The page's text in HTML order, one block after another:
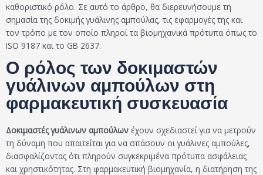
καθοριστικό ρόλο. Σε αυτό το άρθρο, θα διερευνήσουμε τη
σημασία της δοκιμής γυάλινης αμπούλας, τις εφαρμογές της και
τον τρόπο με τον οποίο πληροί τα βιομηχανικά πρότυπα όπως το
ISO 9187 και το GB 2637.
Ο ρόλος των δοκιμαστών
γυάλινων αμπούλων στη
φαρμακευτική συσκευασία
Δοκιμαστές γυάλινων αμπούλων έχουν σχεδιαστεί για να μετρούν
τη δύναμη που απαιτείται για να σπάσουν οι γυάλινες αμπούλες,
διασφαλίζοντας ότι πληρούν συγκεκριμένα πρότυπα ασφάλειας
και χρηστικότητας. Στη φαρμακευτική βιομηχανία, η διατήρηση της